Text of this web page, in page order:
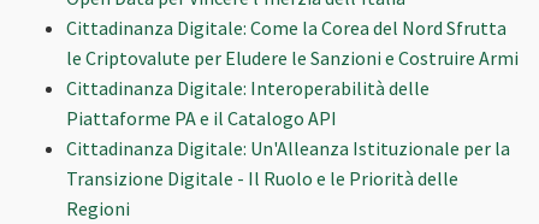
Cittadinanza Digitale: Come la Corea del Nord Sfrutta
le Criptovalute per Eludere le Sanzioni e Costruire Armi
Cittadinanza Digitale: Interoperabilità delle
Piattaforme PA e il Catalogo API
Cittadinanza Digitale: Un'Alleanza Istituzionale per la
Transizione Digitale - Il Ruolo e le Priorità delle
Regioni